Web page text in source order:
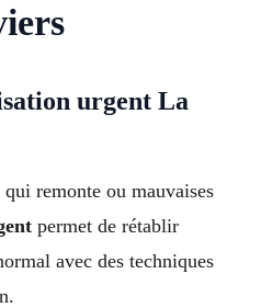
urgent La
remonte ou mauvaises
permet de rétablir
avec des techniques